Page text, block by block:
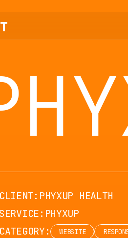
CLIENT: PHYXUP HEALTH
SERVICE: PHYXUP
CATEGORY:
WEBSITE